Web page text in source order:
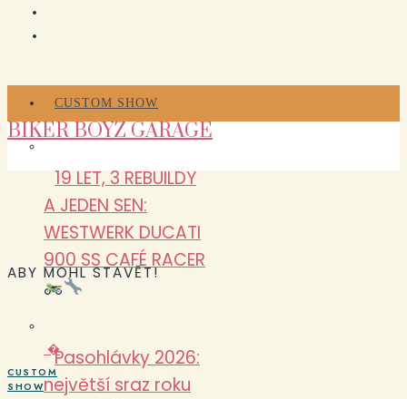
CUSTOM SHOW
19 LET, 3 REBUILDY
A JEDEN SEN:
WESTWERK DUCATI
900 SS CAFÉ RACER
Pasohlávky 2026:
největší sraz roku
BIKER BOYZ GARAGE
ABY MOHL STAVĚT!
�
CUSTOM
SHOW